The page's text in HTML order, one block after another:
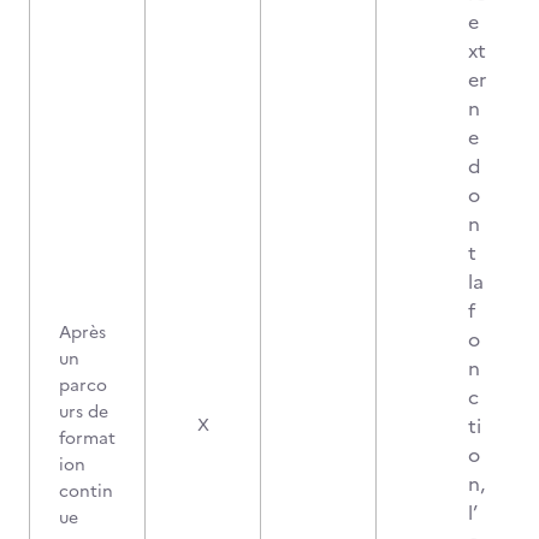
Après
un
parco
urs de
format
ion
contin
ue
X
e
xt
er
n
e
d
o
n
t
la
f
o
n
c
ti
o
n,
l’